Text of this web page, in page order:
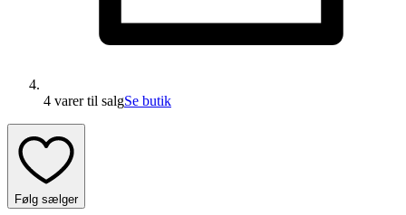
4 varertil salgSe butik
Følg sælger